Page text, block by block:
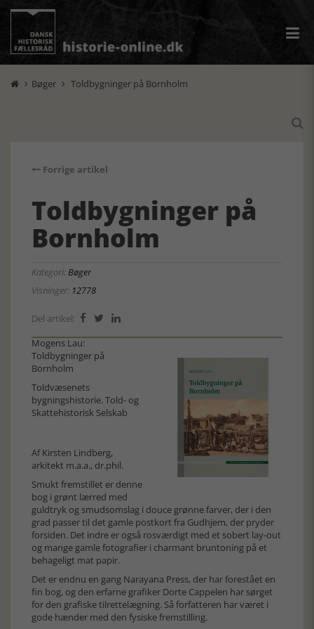
 Bøger  Toldbygninger på Bornholm

Forrige artikel
Toldbygninger på
Bornholm
Kategori:Bøger
Visninger: 12778
Del artikel:   
Mogens Lau:
Toldbygninger på
Bornholm
Toldvæsenets
bygningshistorie. Told- og
Skattehistorisk Selskab
Af Kirsten Lindberg,
arkitekt m.a.a., dr.phil.
Smukt fremstillet er denne
bog i grønt lærred med
guldtryk og smudsomslag i douce grønne farver, der i den
grad passer til det gamle postkort fra Gudhjem, der pryder
forsiden. Det indre er også rosværdigt med et sobert lay-out
og mange gamle fotografier i charmant bruntoning på et
behageligt mat papir.
Det er endnu en gang Narayana Press, der har forestået en
fin bog, og den erfarne grafiker Dorte Cappelen har sørget
for den grafiske tilrettelægning. Så forfatteren har været i
gode hænder med den fysiske fremstilling.